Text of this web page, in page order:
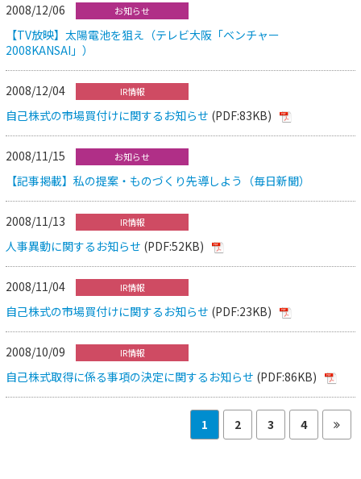
2008/12/06 お知らせ
【TV放映】太陽電池を狙え（テレビ大阪「ベンチャー
2008KANSAI」）
2008/12/04 IR情報
自己株式の市場買付けに関するお知らせ (PDF:83KB)
2008/11/15 お知らせ
【記事掲載】私の提案・ものづくり先導しよう（毎日新聞）
2008/11/13 IR情報
人事異動に関するお知らせ (PDF:52KB)
2008/11/04 IR情報
自己株式の市場買付けに関するお知らせ (PDF:23KB)
2008/10/09 IR情報
自己株式取得に係る事項の決定に関するお知らせ (PDF:86KB)
1 2 3 4